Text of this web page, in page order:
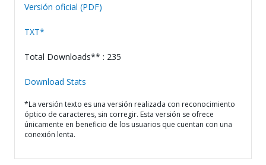
Versión oficial (PDF)
TXT*
Total Downloads** : 235
Download Stats
*La versión texto es una versión realizada con reconocimiento
óptico de caracteres, sin corregir. Esta versión se ofrece
únicamente en beneficio de los usuarios que cuentan con una
conexión lenta.